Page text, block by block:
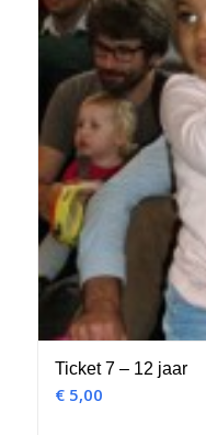
Ticket 7 – 12 jaar
€5,00